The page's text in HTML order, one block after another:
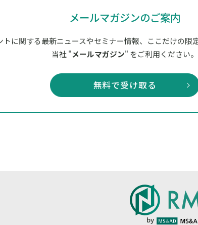
メールマガジンのご案内
トに関する最新ニュースやセミナー情報、ここだけの限
当社 "メールマガジン" をご利用ください。
無料で受け取る
by